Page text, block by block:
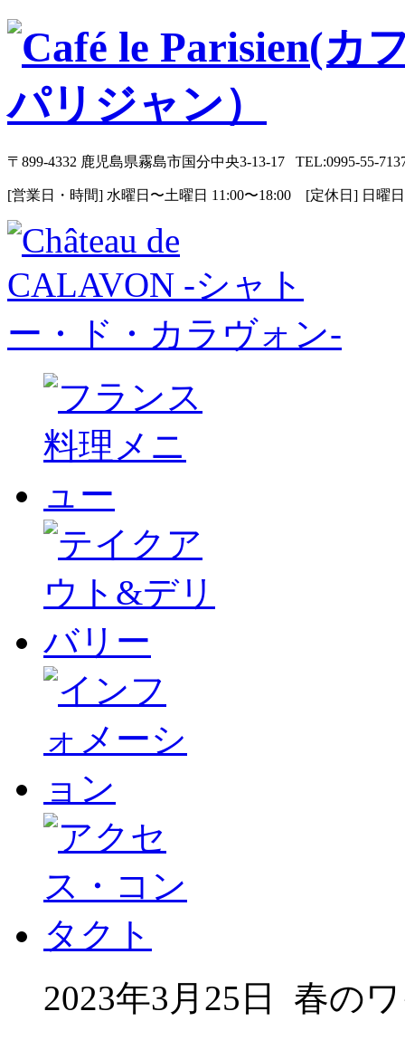
〒899-4332 鹿児島県霧島市国分中央3-13-17 TEL:0995-55-
[営業日・時間] 水曜日〜土曜日 11:00〜18:00 [定休日] 日曜
2023年3月25日 春の